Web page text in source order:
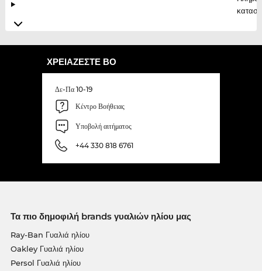
ΧΡΕΙΆΖΕΣΤΕ ΒΟ
Δε-Πα 10-19
Κέντρο Βοήθειας
Υποβολή αιτήματος
+44 330 818 6761
Τα πιο δημοφιλή brands γυαλιών ηλίου μας
Ray-Ban Γυαλιά ηλίου
Oakley Γυαλιά ηλίου
Persol Γυαλιά ηλίου